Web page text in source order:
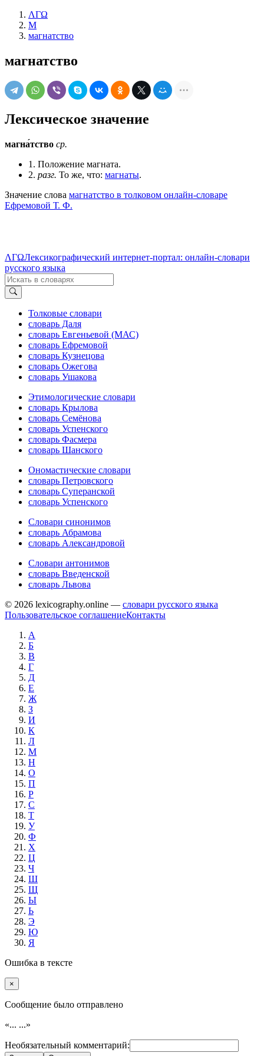
ΛΓΩ
М
магнатство
магнатство
Лексическое значение
магна́тство ср.
1. Положение магната.
2. разг. То же, что: магнаты.
Значение слова магнатство в толковом онлайн-словаре
Ефремовой Т. Ф.
ΛΓΩЛексикографический интернет-портал: онлайн-словари
русского языка
Толковые словари
словарь Даля
словарь Евгеньевой (МАС)
словарь Ефремовой
словарь Кузнецова
словарь Ожегова
словарь Ушакова
Этимологические словари
словарь Крылова
словарь Семёнова
словарь Успенского
словарь Фасмера
словарь Шанского
Ономастические словари
словарь Петровского
словарь Суперанской
словарь Успенского
Словари синонимов
словарь Абрамова
словарь Александровой
Словари антонимов
словарь Введенской
словарь Львова
© 2026 lexicography.online — словари русского языка
Пользовательское соглашениеКонтакты
А
Б
В
Г
Д
Е
Ж
З
И
К
Л
М
Н
О
П
Р
С
Т
У
Ф
Х
Ц
Ч
Ш
Щ
Ы
Ь
Э
Ю
Я
Ошибка в тексте
×
Cообщение было отправлено
«... ...»
Необязательный комментарий: